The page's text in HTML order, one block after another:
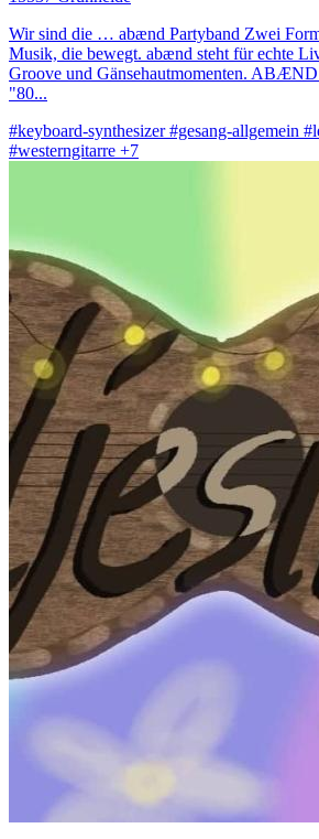
Wir sind die … abænd Partyband Zwei
Musik, die bewegt. abænd steht für echte
Groove und Gänsehautmomenten.
"80...
#keyboard-synthesizer #gesang-allgemein
#westerngitarre +7